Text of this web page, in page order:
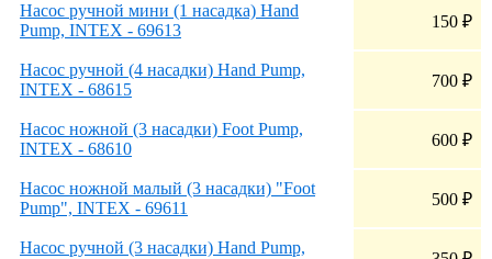
Насос ручной мини (1 насадка) Hand
Pump, INTEX - 69613
150 ₽
Насос ручной (4 насадки) Hand Pump,
INTEX - 68615
700 ₽
Насос ножной (3 насадки) Foot Pump,
INTEX - 68610
600 ₽
Насос ножной малый (3 насадки) "Foot
Pump", INTEX - 69611
500 ₽
Насос ручной (3 насадки) Hand Pump,